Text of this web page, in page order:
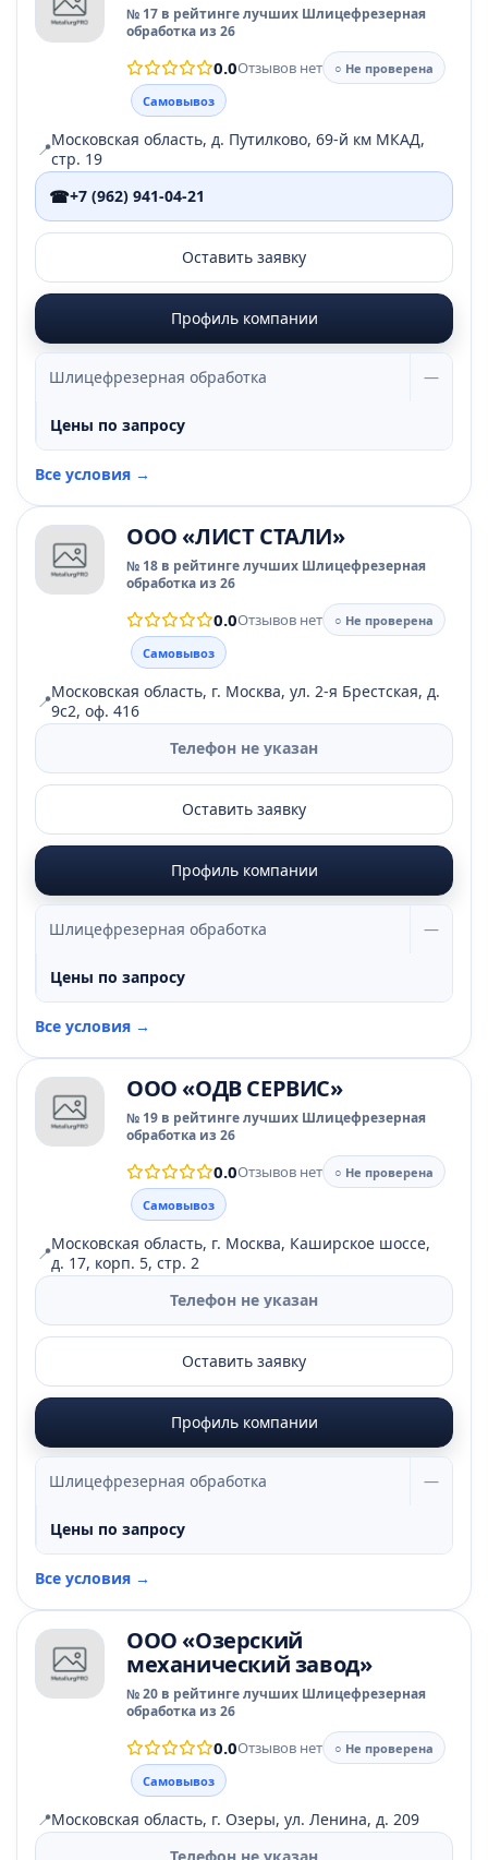
№ 17 в рейтинге лучших Шлицефрезерная
обработка из 26
0.0Отзывов нет
○ Не проверена
Самовывоз
📍Московская область, д. Путилково, 69-й км МКАД,
стр. 19
☎+7 (962) 941-04-21
Оставить заявку
Профиль компании
Шлицефрезерная обработка —
Цены по запросу
Все условия →
ООО «ЛИСТ СТАЛИ»
№ 18 в рейтинге лучших Шлицефрезерная
обработка из 26
0.0Отзывов нет
○ Не проверена
Самовывоз
📍Московская область, г. Москва, ул. 2-я Брестская, д.
9с2, оф. 416
Телефон не указан
Оставить заявку
Профиль компании
Шлицефрезерная обработка —
Цены по запросу
Все условия →
ООО «ОДВ СЕРВИС»
№ 19 в рейтинге лучших Шлицефрезерная
обработка из 26
0.0Отзывов нет
○ Не проверена
Самовывоз
📍Московская область, г. Москва, Каширское шоссе,
д. 17, корп. 5, стр. 2
Телефон не указан
Оставить заявку
Профиль компании
Шлицефрезерная обработка —
Цены по запросу
Все условия →
ООО «Озерский
механический завод»
№ 20 в рейтинге лучших Шлицефрезерная
обработка из 26
0.0Отзывов нет
○ Не проверена
Самовывоз
📍Московская область, г. Озеры, ул. Ленина, д. 209